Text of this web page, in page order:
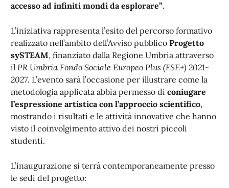
accesso ad infiniti mondi da esplorare”.
L’iniziativa rappresenta l’esito del percorso formativo
realizzato nell’ambito dell’Avviso pubblico Progetto
sySTEAM, finanziato dalla Regione Umbria attraverso
il PR Umbria Fondo Sociale Europeo Plus (FSE+) 2021-
2027. L’evento sarà l’occasione per illustrare come la
metodologia applicata abbia permesso di coniugare
l’espressione artistica con l’approccio scientifico,
mostrando i risultati e le attività innovative che hanno
visto il coinvolgimento attivo dei nostri piccoli
studenti.
L’inaugurazione si terrà contemporaneamente presso
le sedi del progetto: